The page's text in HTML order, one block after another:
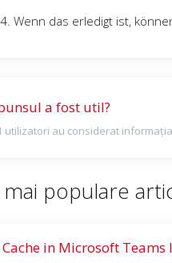
Wenn das erledigt ist,
a fost util?
utilizatori au considerat
mai populare
Cache in Microsoft Teams